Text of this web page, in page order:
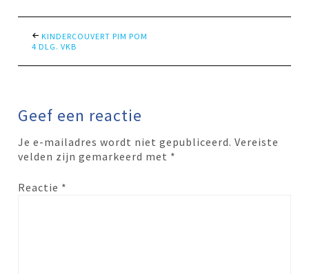
KINDERCOUVERT PIM POM
4 DLG. VKB
Geef een reactie
Je e-mailadres wordt niet gepubliceerd. Vereiste
velden zijn gemarkeerd met *
Reactie *